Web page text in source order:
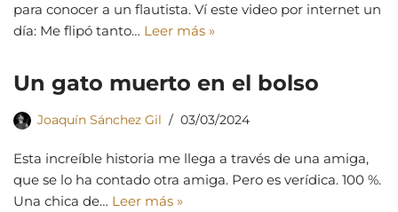
para conocer a un flautista. Ví este video por internet un
día: Me flipó tanto… Leer más »
Un gato muerto en el bolso
Joaquín Sánchez Gil 03/03/2024
Esta increíble historia me llega a través de una amiga,
que se lo ha contado otra amiga. Pero es verídica. 100 %.
Una chica de… Leer más »